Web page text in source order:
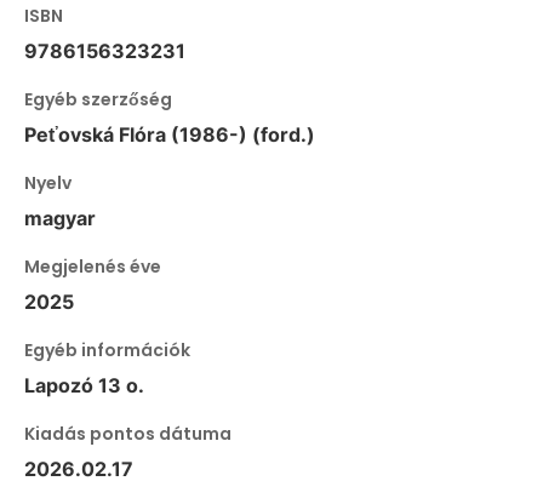
ISBN
9786156323231
Egyéb szerzőség
Peťovská Flóra (1986-) (ford.)
Nyelv
magyar
Megjelenés éve
2025
Egyéb információk
Lapozó 13 o.
Kiadás pontos dátuma
2026.02.17